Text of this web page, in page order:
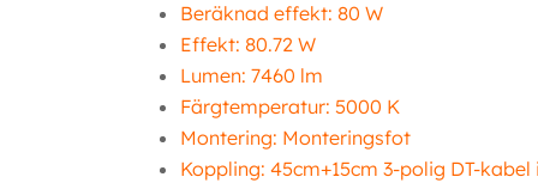
Beräknad effekt: 80 W
Effekt: 80.72 W
Lumen: 7460 lm
Färgtemperatur: 5000 K
Montering: Monteringsfot
Koppling: 45cm+15cm 3-polig DT-kabel